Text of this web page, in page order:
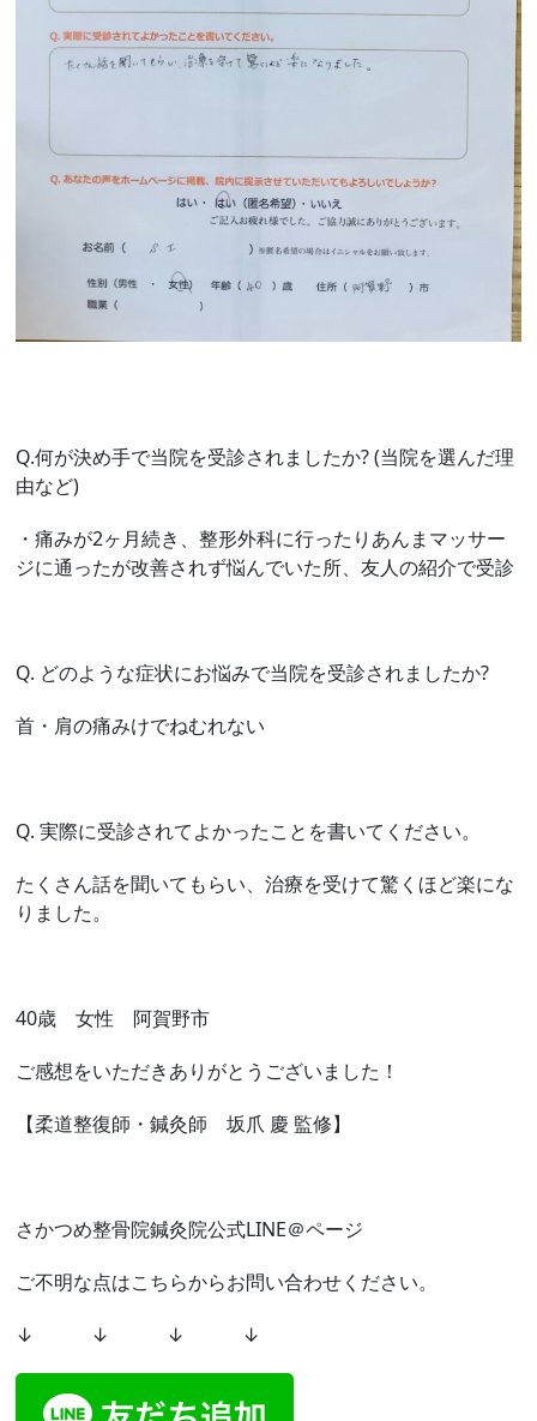
Q.何が決め手で当院を受診されましたか? (当院を選んだ理
由など)
・痛みが2ヶ月続き、整形外科に行ったりあんまマッサー
ジに通ったが改善されず悩んでいた所、友人の紹介で受診
Q. どのような症状にお悩みで当院を受診されましたか?
首・肩の痛みけでねむれない
Q. 実際に受診されてよかったことを書いてください。
たくさん話を聞いてもらい、治療を受けて驚くほど楽にな
りました。
40歳 女性 阿賀野市
ご感想をいただきありがとうございました！
【柔道整復師・鍼灸師 坂爪 慶 監修】
さかつめ整骨院鍼灸院公式LINE＠ページ
ご不明な点はこちらからお問い合わせください。
↓ ↓ ↓ ↓